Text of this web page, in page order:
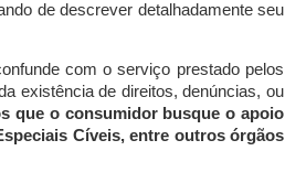
de descrever detalhadamente seu
com o serviço prestado pelos
existência de direitos, denúncias, ou
que o consumidor busque o apoio
Cíveis, entre outros órgãos